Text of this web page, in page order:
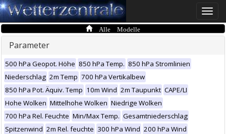
Toggle
Alle Modelle
Parameter
500 hPa Geopot. Höhe 850 hPa Temp. 850 hPa Stromlinien
Niederschlag 2m Temp 700 hPa Vertikalbew
850 hPa Pot. Äquiv. Temp 10m Wind 2m Taupunkt CAPE/LI
Hohe Wolken Mittelhohe Wolken Niedrige Wolken
700 hPa Rel. Feuchte Min/Max Temp. Gesamtniederschlag
Spitzenwind 2m Rel. feuchte 300 hPa Wind 200 hPa Wind